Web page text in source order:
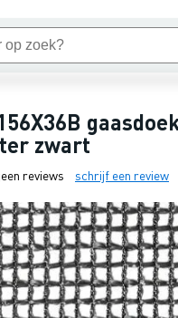
zwart
reviews schrijf een review